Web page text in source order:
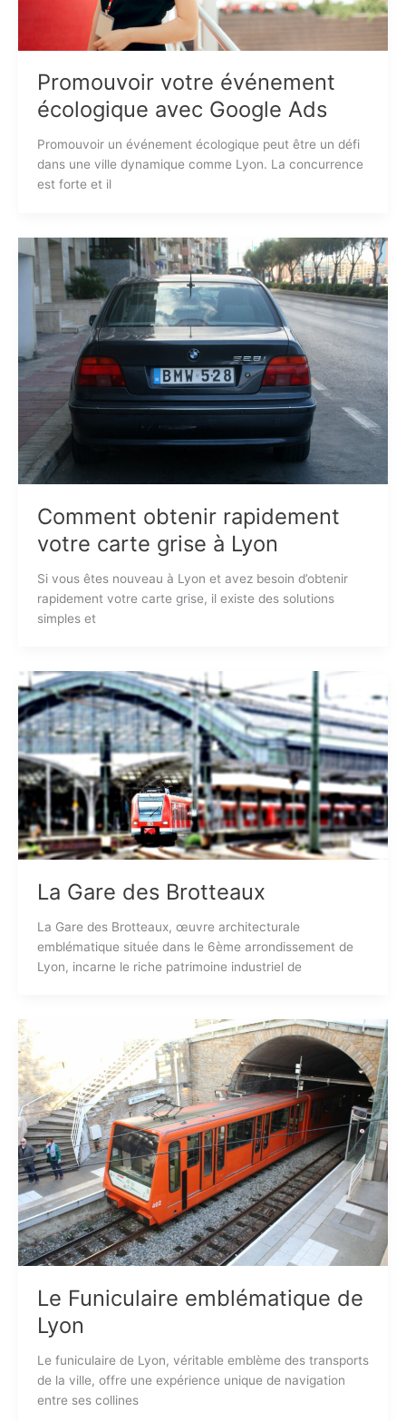
Promouvoir votre événement
écologique avec Google Ads
Promouvoir un événement écologique peut être un défi
dans une ville dynamique comme Lyon. La concurrence
est forte et il
Comment obtenir rapidement
votre carte grise à Lyon
Si vous êtes nouveau à Lyon et avez besoin d’obtenir
rapidement votre carte grise, il existe des solutions
simples et
La Gare des Brotteaux
La Gare des Brotteaux, œuvre architecturale
emblématique située dans le 6ème arrondissement de
Lyon, incarne le riche patrimoine industriel de
Le Funiculaire emblématique de
Lyon
Le funiculaire de Lyon, véritable emblème des transports
de la ville, offre une expérience unique de navigation
entre ses collines